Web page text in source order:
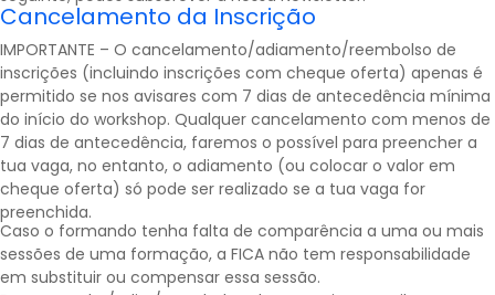
Cancelamento da Inscrição
IMPORTANTE – O cancelamento/adiamento/reembolso de
inscrições (incluindo inscrições com cheque oferta) apenas é
permitido se nos avisares com 7 dias de antecedência mínima
do início do workshop. Qualquer cancelamento com menos de
7 dias de antecedência, faremos o possível para preencher a
tua vaga, no entanto, o adiamento (ou colocar o valor em
cheque oferta) só pode ser realizado se a tua vaga for
preenchida.
Caso o formando tenha falta de comparência a uma ou mais
sessões de uma formação, a FICA não tem responsabilidade
em substituir ou compensar essa sessão.